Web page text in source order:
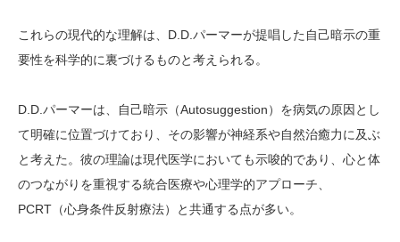
これらの現代的な理解は、D.D.パーマーが提唱した自己暗示の重
要性を科学的に裏づけるものと考えられる。
D.D.パーマーは、自己暗示（Autosuggestion）を病気の原因とし
て明確に位置づけており、その影響が神経系や自然治癒力に及ぶ
と考えた。彼の理論は現代医学においても示唆的であり、心と体
のつながりを重視する統合医療や心理学的アプローチ、
PCRT（心身条件反射療法）と共通する点が多い。